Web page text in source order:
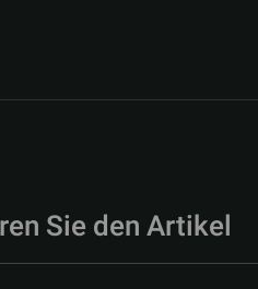
Sie den Artikel